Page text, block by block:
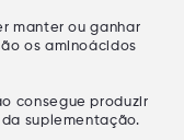
manter ou ganhar
os aminoácidos
consegue produzir
suplementação.